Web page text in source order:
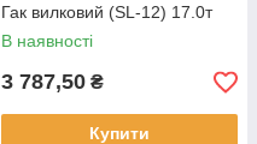
Гак вилковий (SL-12) 17.0т
В наявності
3 787,50 ₴
Купити